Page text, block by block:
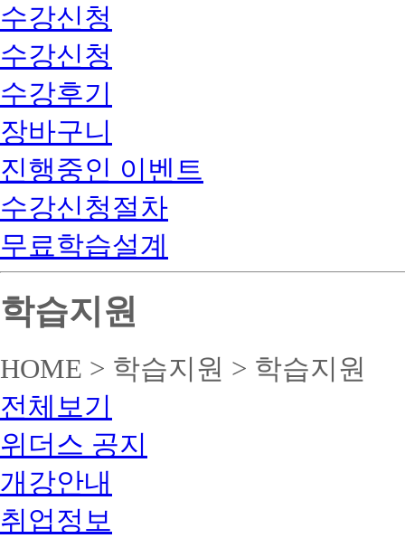
수강신청
수강신청
수강후기
장바구니
진행중인 이벤트
수강신청절차
무료학습설계
학습지원
HOME > 학습지원 > 학습지원
전체보기
위더스 공지
개강안내
취업정보